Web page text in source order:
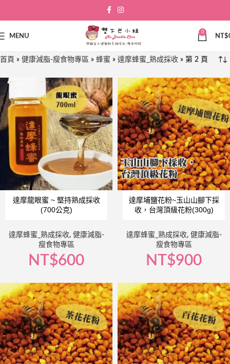
MENU
0
NT$
首頁 » 健康減脂-瘦食物專區 » 蜂蜜 » 達摩蜂蜜_熟成採收 » 第 2 頁
達摩龍眼蜜 ~ 堅持熟成採收
(700公克)
達摩蜂蜜_熟成採收, 健康減脂-
瘦食物專區
NT$600
達摩埔鹽花粉~玉山山腳下採
收，台灣頂級花粉(300g)
達摩蜂蜜_熟成採收, 健康減脂-
瘦食物專區
NT$900